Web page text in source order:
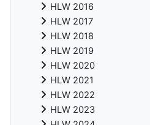
HLW 2016
HLW 2017
HLW 2018
HLW 2019
HLW 2020
HLW 2021
HLW 2022
HLW 2023